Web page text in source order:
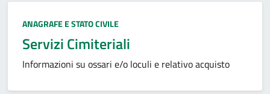
Categoria:
ANAGRAFE E STATO CIVILE
Servizi Cimiteriali
Informazioni su ossari e/o loculi e relativo acquisto